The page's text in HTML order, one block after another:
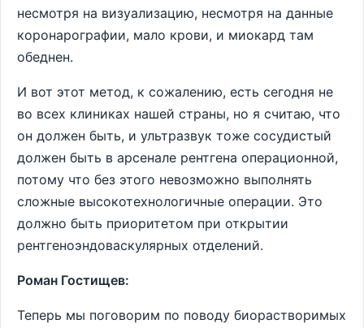
несмотря на визуализацию, несмотря на данные
коронарографии, мало крови, и миокард там
обеднен.
И вот этот метод, к сожалению, есть сегодня не
во всех клиниках нашей страны, но я считаю, что
он должен быть, и ультразвук тоже сосудистый
должен быть в арсенале рентгена операционной,
потому что без этого невозможно выполнять
сложные высокотехнологичные операции. Это
должно быть приоритетом при открытии
рентгеноэндоваскулярных отделений.
Роман Гостищев:
Теперь мы поговорим по поводу биорастворимых